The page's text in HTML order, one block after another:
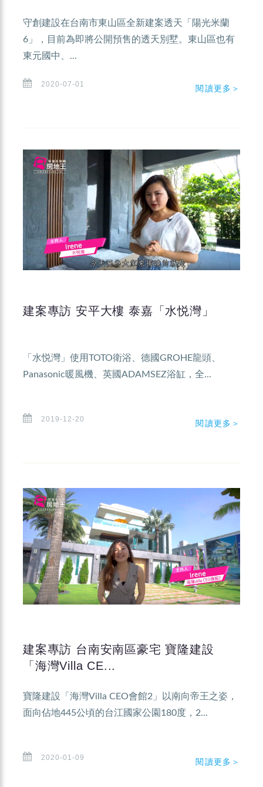
守創建設在台南市東山區全新建案透天「陽光米蘭
6」，目前為即將公開預售的透天別墅。東山區也有
東元國中、...
2020-07-01 閱讀更多＞
建案專訪 安平大樓 泰嘉「水悦灣」
「水悦灣」使用TOTO衛浴、德國GROHE龍頭、
Panasonic暖風機、英國ADAMSEZ浴缸，全...
2019-12-20 閱讀更多＞
建案專訪 台南安南區豪宅 寶隆建設
「海灣Villa CE...
寶隆建設「海灣Villa CEO會館2」以南向帝王之姿，
面向佔地445公頃的台江國家公園180度，2...
2020-01-09 閱讀更多＞